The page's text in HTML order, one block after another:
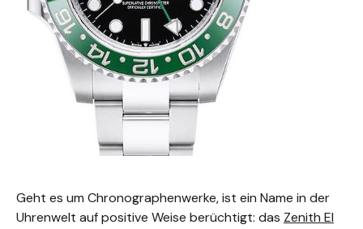
Geht es um Chronographenwerke, ist ein Name in der
Uhrenwelt auf positive Weise berüchtigt: das Zenith El